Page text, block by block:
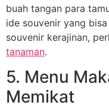
buah tangan para
ide souvenir yang
souvenir kerajinan,
tanaman.
5. Menu
Memikat